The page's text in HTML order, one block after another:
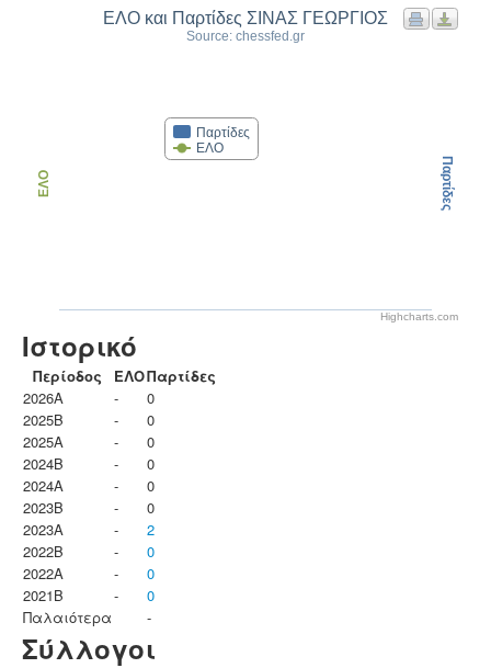
ΕΛΟ και Παρτίδες ΣΙΝΑΣ ΓΕΩΡΓΙΟΣ
Source: chessfed.gr
Παρτίδες
ΕΛΟ
ΕΛΟ Παρτίδες
Highcharts.com
Ιστορικό
Περίοδος ΕΛΟΠαρτίδες
2026A
-
0
2025B
-
0
2025A
-
0
2024B
-
0
2024A
-
0
2023B
-
0
2023Α
-
2
2022B
-
0
2022A
-
0
2021B
-
0
Παλαιότερα
-
Σύλλογοι